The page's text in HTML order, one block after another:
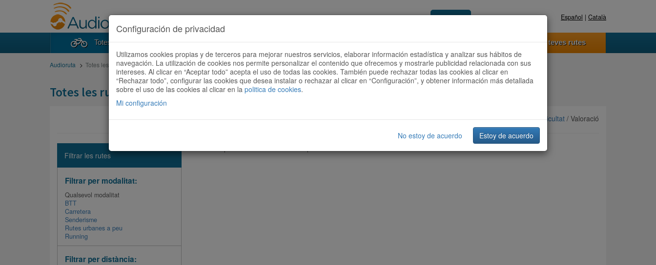
Accedeix Registra't ara Español | Català
Totes les rutes Cercador de rutes Vols ser col·laborador? Com funciona Les teves rutes
Audioruta Totes les rutes
Totes les rutes
Ordenar per:Més recents/Dificultat / Valoració
Filtrar les rutes
Filtrar per modalitat:
Qualsevol modalitat
BTT
Carretera
Senderisme
Rutes urbanes a peu
Running
Filtrar per distància:
Configuración de privacidad
Utilizamos cookies propias y de terceros para mejorar nuestros servicios, elaborar información estadística y analizar sus hábitos de
navegación. La utilización de cookies nos permite personalizar el contenido que ofrecemos y mostrarle publicidad relacionada con sus
intereses. Al clicar en “Aceptar todo” acepta el uso de todas las cookies. También puede rechazar todas las cookies al clicar en
“Rechazar todo”, configurar las cookies que desea instalar o rechazar al clicar en “Configuración”, y obtener información más detallada
sobre el uso de las cookies al clicar en la politica de cookies.
Mi configuración
No estoy de acuerdo Estoy de acuerdo